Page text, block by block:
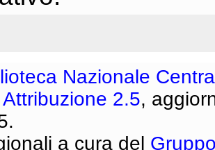
Nazionale
2.5,
a cura del